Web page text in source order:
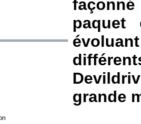
façonné
paquet
grande